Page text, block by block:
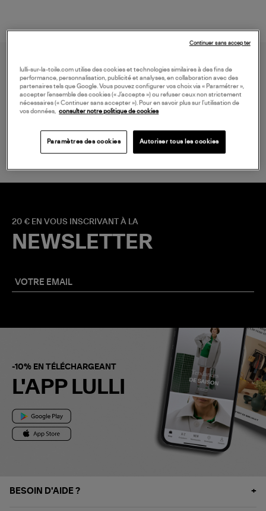
à partir de 150 € d'achat*
20 € EN VOUS INSCRIVANT À LA
NEWSLETTER
-10% EN TÉLÉCHARGEANT
L'APP LULLI
BESOIN D'AIDE ?
lulli-sur-la-toile.com utilise des cookies et technologies similaires à des fins de
performance, personnalisation, publicité et analyses, en collaboration avec des
partenaires tels que Google. Vous pouvez configurer vos choix via « Paramétrer »,
accepter l’ensemble des cookies (« J’accepte ») ou refuser ceux non strictement
nécessaires (« Continuer sans accepter »). Pour en savoir plus sur l’utilisation de
vos données, consulter notre politique de cookies
Paramètres des cookies Autoriser tous les cookies
Continuer sans accepter